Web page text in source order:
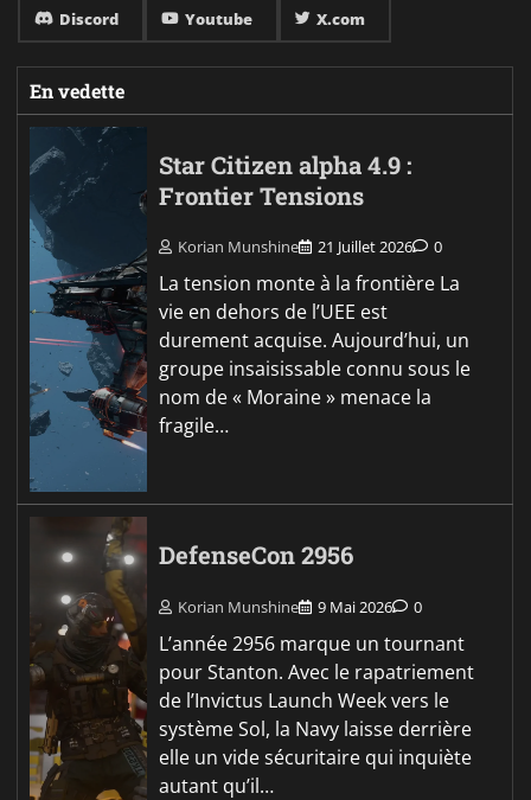
Discord Youtube X.com
En vedette
Star Citizen alpha 4.9 :
Frontier Tensions
Korian Munshine 21 Juillet 2026 0
La tension monte à la frontière La
vie en dehors de l’UEE est
durement acquise. Aujourd’hui, un
groupe insaisissable connu sous le
nom de « Moraine » menace la
fragile…
DefenseCon 2956
Korian Munshine 9 Mai 2026 0
L’année 2956 marque un tournant
pour Stanton. Avec le rapatriement
de l’Invictus Launch Week vers le
système Sol, la Navy laisse derrière
elle un vide sécuritaire qui inquiète
autant qu’il…